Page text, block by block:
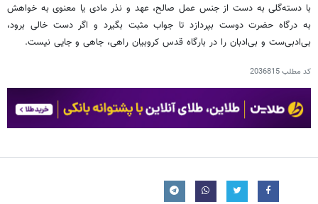
با دسته‌گلی به دست از جنس عمل صالح، عهد و نذر مادی یا معنوی به خواهش
به درگاه حضرت دوست بپردازد تا جواب مثبت بگیرد و اگر دست خالی برود،
بی‌ادبی‌ست و بی‌ادبان را در بارگاه قدس کروبیان راهی، جاهی و جایی نیست.
کد مطلب2036815